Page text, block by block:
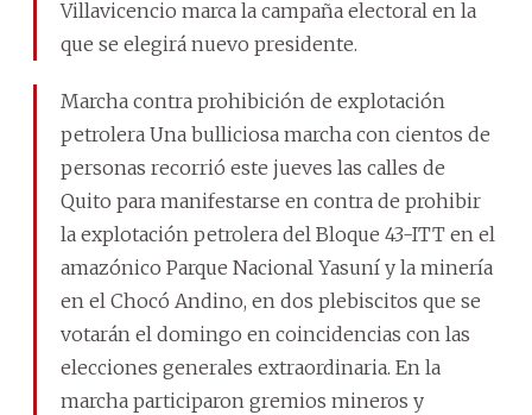
Villavicencio marca la campaña electoral en la
que se elegirá nuevo presidente.
Marcha contra prohibición de explotación
petrolera Una bulliciosa marcha con cientos de
personas recorrió este jueves las calles de
Quito para manifestarse en contra de prohibir
la explotación petrolera del Bloque 43-ITT en el
amazónico Parque Nacional Yasuní y la minería
en el Chocó Andino, en dos plebiscitos que se
votarán el domingo en coincidencias con las
elecciones generales extraordinaria. En la
marcha participaron gremios mineros y